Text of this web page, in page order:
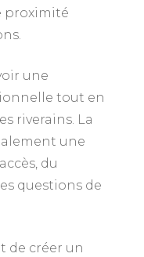
proximité
une
tout en
riverains. La
une
du
questions de
de créer un